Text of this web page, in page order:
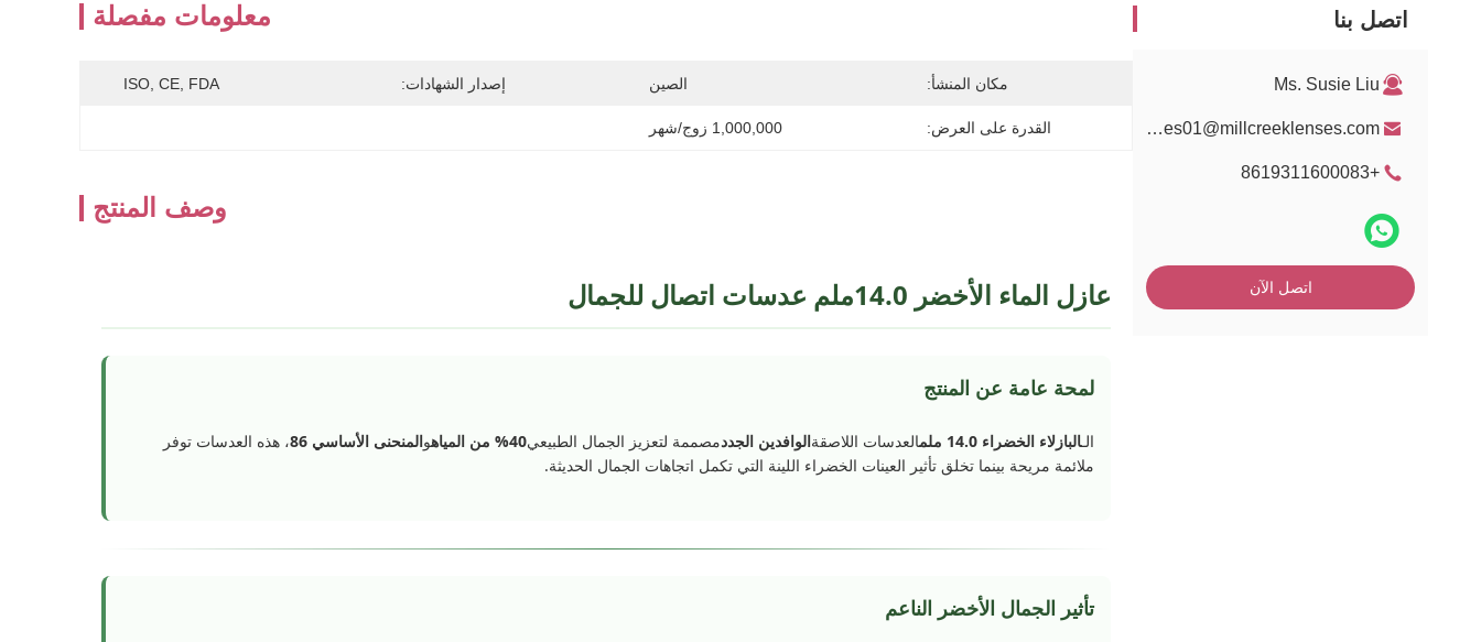
اتصل بنا
Ms. Susie Liu
sales01@millcreeklenses.com
+8619311600083
اتصل الآن
معلومات مفصلة
مكان المنشأ: الصين إصدار الشهادات: ISO, CE, FDA
القدرة على العرض: 1,000,000 زوج/شهر
وصف المنتج
عازل الماء الأخضر 14.0ملم عدسات اتصال للجمال
لمحة عامة عن المنتج
الـالبازلاء الخضراء 14.0 ملم العدسات اللاصقةالوافدين الجددمصممة لتعزيز الجمال الطبيعي40% من المياه والمنحنى الأساسي 86
، هذه العدسات توفر
ملائمة مريحة بينما تخلق تأثير العينات الخضراء اللينة التي تكمل اتجاهات الجمال الحديثة.
تأثير الجمال الأخضر الناعم